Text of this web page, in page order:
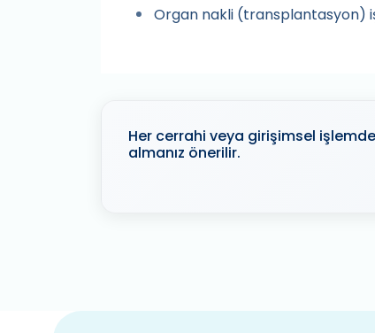
Organ nakli (transplantasyon)
Her cerrahi veya girişimsel
almanız önerilir.